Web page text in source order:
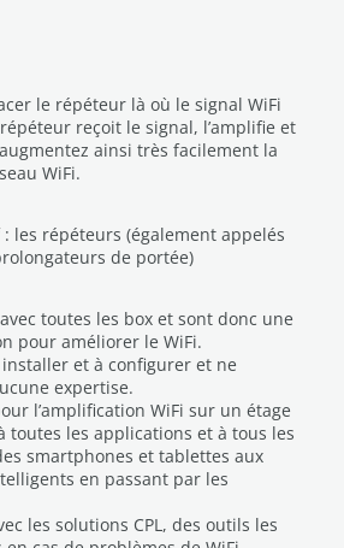
le répéteur là où le signal WiFi
reçoit le signal, l’amplifie et
ainsi très facilement la
WiFi.
: les répéteurs (également appelés
de portée)
toutes les box et sont donc une
pour améliorer le WiFi.
et à configurer et ne
expertise.
l’amplification WiFi sur un étage
toutes les applications et à tous les
smartphones et tablettes aux
en passant par les
les solutions CPL, des outils les